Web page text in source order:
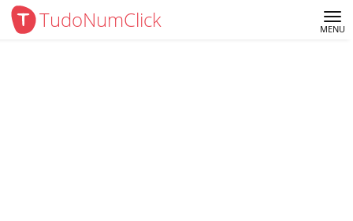
TudoNumClick MENU